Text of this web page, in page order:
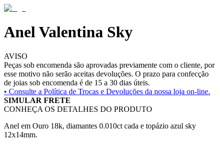
Anel Valentina Sky
AVISO
Peças sob encomenda são aprovadas previamente com o cliente, por
esse motivo não serão aceitas devoluções. O prazo para confecção
de joias sob encomenda é de 15 a 30 dias úteis.
• Consulte a Política de Trocas e Devoluções da nossa loja on-line.
SIMULAR FRETE
CONHEÇA OS DETALHES DO PRODUTO
Anel em Ouro 18k, diamantes 0.010ct cada e topázio azul sky
12x14mm.